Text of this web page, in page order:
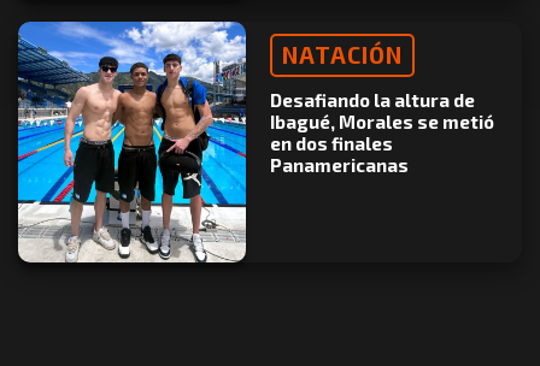
NATACIÓN
Desafiando la altura de
Ibagué, Morales se metió
en dos finales
Panamericanas